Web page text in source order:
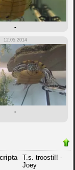
-
12.05.2014
-
T.s. troosti!! -
Joey